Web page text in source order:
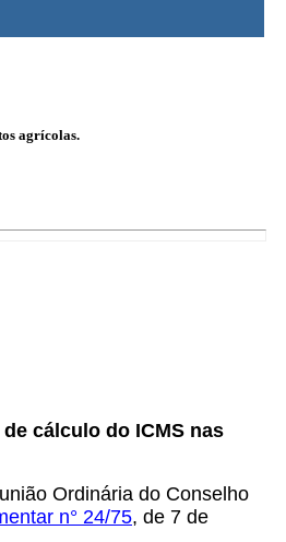
agrícolas.
cálculo do ICMS nas
Ordinária do Conselho
n° 24/75, de 7 de